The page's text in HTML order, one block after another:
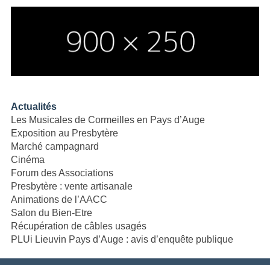
Actualités
Les Musicales de Cormeilles en Pays d’Auge
Exposition au Presbytère
Marché campagnard
Cinéma
Forum des Associations
Presbytère : vente artisanale
Animations de l’AACC
Salon du Bien-Etre
Récupération de câbles usagés
PLUi Lieuvin Pays d’Auge : avis d’enquête publique